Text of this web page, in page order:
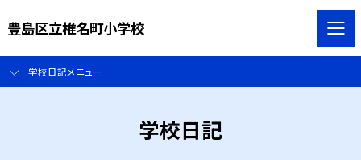
豊島区立椎名町小学校
学校日記メニュー
学校日記